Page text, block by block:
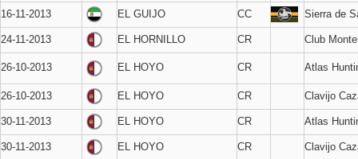
16-11-2013 EL GUIJO CC Sierra de
24-11-2013 EL HORNILLO CR Club
26-10-2013 EL HOYO CR Atlas
26-10-2013 EL HOYO CR Clavijo
30-11-2013 EL HOYO CR Atlas
30-11-2013 EL HOYO CR Clavijo